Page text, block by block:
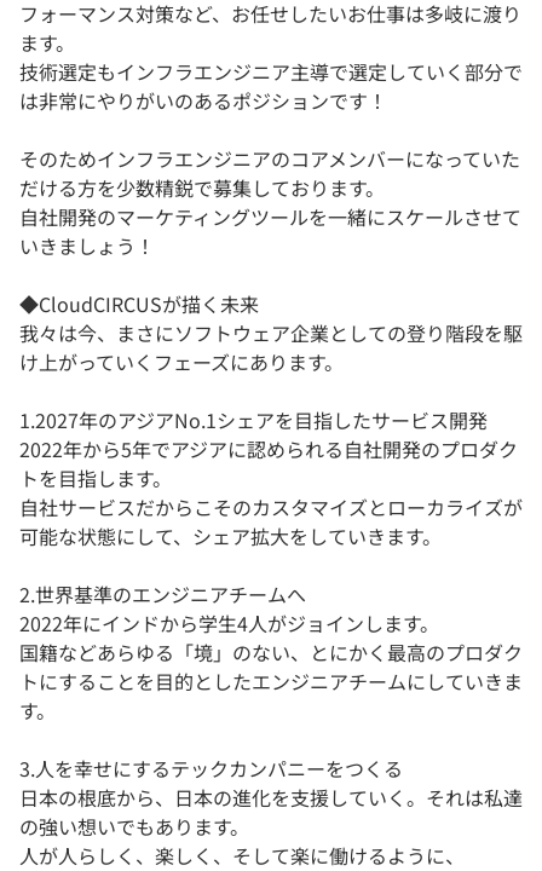
フォーマンス対策など、お任せしたいお仕事は多岐に渡り
ます。
技術選定もインフラエンジニア主導で選定していく部分で
は非常にやりがいのあるポジションです！
そのためインフラエンジニアのコアメンバーになっていた
だける方を少数精鋭で募集しております。
自社開発のマーケティングツールを一緒にスケールさせて
いきましょう！
◆CloudCIRCUSが描く未来
我々は今、まさにソフトウェア企業としての登り階段を駆
け上がっていくフェーズにあります。
1.2027年のアジアNo.1シェアを目指したサービス開発
2022年から5年でアジアに認められる自社開発のプロダク
トを目指します。
自社サービスだからこそのカスタマイズとローカライズが
可能な状態にして、シェア拡大をしていきます。
2.世界基準のエンジニアチームへ
2022年にインドから学生4人がジョインします。
国籍などあらゆる「境」のない、とにかく最高のプロダク
トにすることを目的としたエンジニアチームにしていきま
す。
3.人を幸せにするテックカンパニーをつくる
日本の根底から、日本の進化を支援していく。それは私達
の強い想いでもあります。
人が人らしく、楽しく、そして楽に働けるように、